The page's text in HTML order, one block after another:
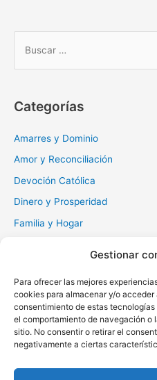
Gestionar
Para ofrecer las mejores
cookies para almacenar y/o
consentimiento de estas
el comportamiento de navegación
sitio. No consentir o retirar el
negativamente a ciertas
a
r
Categorías
Amarres y Dominio
Amor y Reconciliación
Devoción Católica
Dinero y Prosperidad
Familia y Hogar
Muerte y Difuntos
Oraciones Diarias
Otras
Protección y Liberación
Salud y Sanación